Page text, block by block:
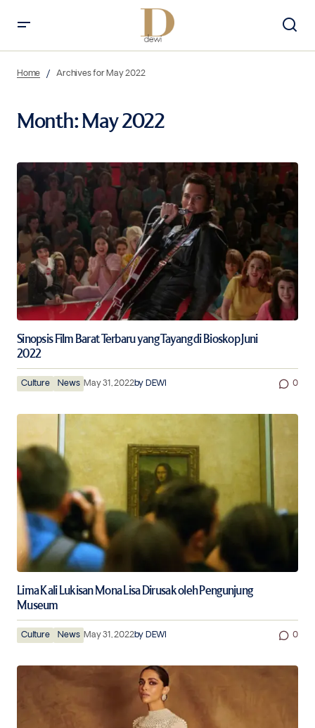
Home Archives for May 2022
Month:May 2022
Sinopsis Film Barat Terbaru yang Tayang di Bioskop Juni
2022
Culture News May 31, 2022by DEWI 0
Lima Kali Lukisan Mona Lisa Dirusak oleh Pengunjung
Museum
Culture News May 31, 2022by DEWI 0